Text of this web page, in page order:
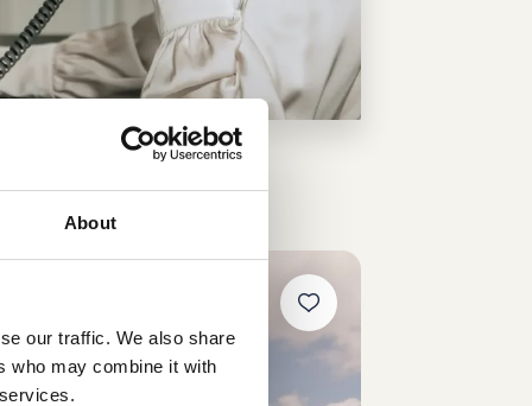
About
our traffic. We also share
who may combine it with